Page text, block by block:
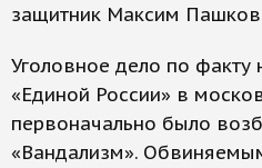
защитник Максим
Уголовное дело по факту
«Единой России» в
первоначально было
«Вандализм».